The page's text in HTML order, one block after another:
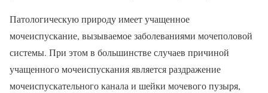
Патологическую природу имеет учащенное
мочеиспускание, вызываемое заболеваниями мочеполовой
системы. При этом в большинстве случаев причиной
учащенного мочеиспускания является раздражение
мочеиспускательного канала и шейки мочевого пузыря,